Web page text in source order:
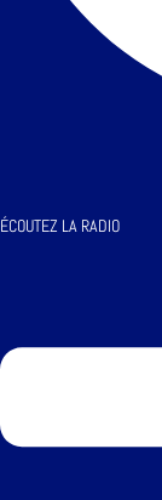
ÉCOUTEZ LA RADIO